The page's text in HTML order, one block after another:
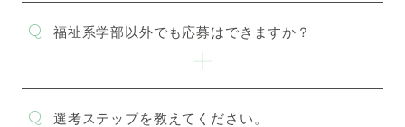
早わかりニチイの介護
福祉系学部以外でも応募はできますか？
選考ステップを教えてください。